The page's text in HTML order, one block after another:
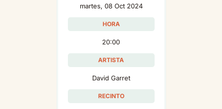
martes, 08 Oct 2024
HORA
20:00
ARTISTA
David Garret
RECINTO